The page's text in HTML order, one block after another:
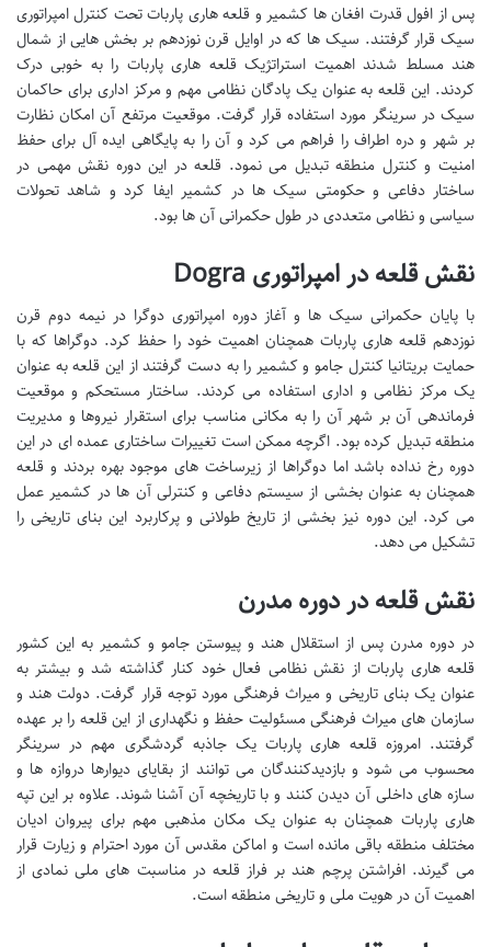
پس از افول قدرت افغان ها کشمیر و قلعه هاری پاربات تحت کنترل امپراتوری
سیک قرار گرفتند. سیک ها که در اوایل قرن نوزدهم بر بخش هایی از شمال
هند مسلط شدند اهمیت استراتژیک قلعه هاری پاربات را به خوبی درک
کردند. این قلعه به عنوان یک پادگان نظامی مهم و مرکز اداری برای حاکمان
سیک در سرینگر مورد استفاده قرار گرفت. موقعیت مرتفع آن امکان نظارت
بر شهر و دره اطراف را فراهم می کرد و آن را به پایگاهی ایده آل برای حفظ
امنیت و کنترل منطقه تبدیل می نمود. قلعه در این دوره نقش مهمی در
ساختار دفاعی و حکومتی سیک ها در کشمیر ایفا کرد و شاهد تحولات
سیاسی و نظامی متعددی در طول حکمرانی آن ها بود.
نقش قلعه در امپراتوری Dogra
با پایان حکمرانی سیک ها و آغاز دوره امپراتوری دوگرا در نیمه دوم قرن
نوزدهم قلعه هاری پاربات همچنان اهمیت خود را حفظ کرد. دوگراها که با
حمایت بریتانیا کنترل جامو و کشمیر را به دست گرفتند از این قلعه به عنوان
یک مرکز نظامی و اداری استفاده می کردند. ساختار مستحکم و موقعیت
فرماندهی آن بر شهر آن را به مکانی مناسب برای استقرار نیروها و مدیریت
منطقه تبدیل کرده بود. اگرچه ممکن است تغییرات ساختاری عمده ای در این
دوره رخ نداده باشد اما دوگراها از زیرساخت های موجود بهره بردند و قلعه
همچنان به عنوان بخشی از سیستم دفاعی و کنترلی آن ها در کشمیر عمل
می کرد. این دوره نیز بخشی از تاریخ طولانی و پرکاربرد این بنای تاریخی را
تشکیل می دهد.
نقش قلعه در دوره مدرن
در دوره مدرن پس از استقلال هند و پیوستن جامو و کشمیر به این کشور
قلعه هاری پاربات از نقش نظامی فعال خود کنار گذاشته شد و بیشتر به
عنوان یک بنای تاریخی و میراث فرهنگی مورد توجه قرار گرفت. دولت هند و
سازمان های میراث فرهنگی مسئولیت حفظ و نگهداری از این قلعه را بر عهده
گرفتند. امروزه قلعه هاری پاربات یک جاذبه گردشگری مهم در سرینگر
محسوب می شود و بازدیدکنندگان می توانند از بقایای دیوارها دروازه ها و
سازه های داخلی آن دیدن کنند و با تاریخچه آن آشنا شوند. علاوه بر این تپه
هاری پاربات همچنان به عنوان یک مکان مذهبی مهم برای پیروان ادیان
مختلف منطقه باقی مانده است و اماکن مقدس آن مورد احترام و زیارت قرار
می گیرند. افراشتن پرچم هند بر فراز قلعه در مناسبت های ملی نمادی از
اهمیت آن در هویت ملی و تاریخی منطقه است.